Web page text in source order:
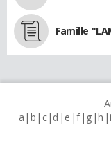
Famille
a b c d e f g h i